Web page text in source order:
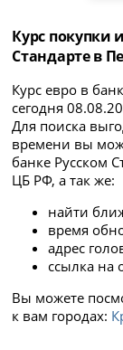
Курс покупки
Стандарте в
Курс евро в
сегодня
Для поиска
времени вы
банке Русском
ЦБ РФ, а так же:
найти
время
адрес
ссылка на
Вы можете
к вам городах: